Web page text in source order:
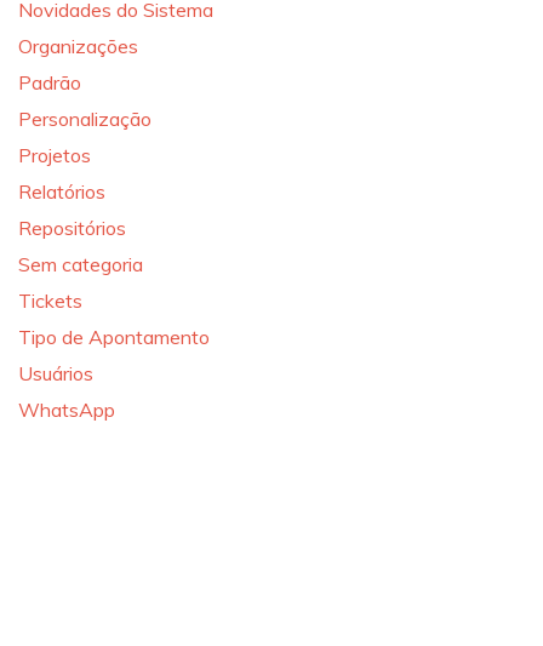
Novidades do Sistema
Organizações
Padrão
Personalização
Projetos
Relatórios
Repositórios
Sem categoria
Tickets
Tipo de Apontamento
Usuários
WhatsApp